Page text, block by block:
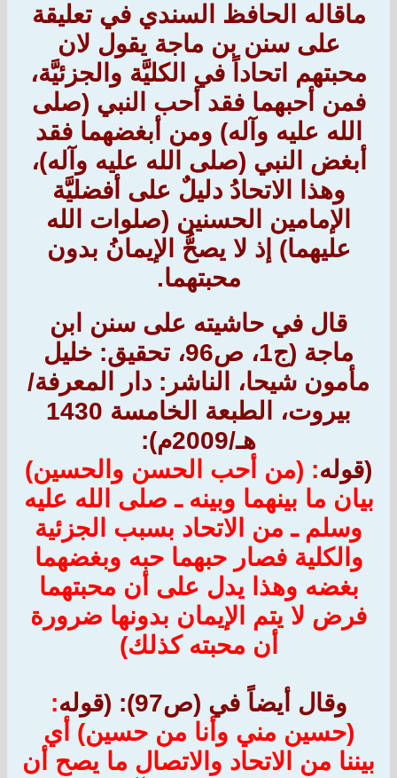
ماقاله الحافظ السندي في تعليقة
على سنن بن ماجة يقول لان
محبتهم اتحاداً في الكليَّة والجزئيَّة،
فمن أحبهما فقد أحب النبي (صلى
الله عليه وآله) ومن أبغضهما فقد
أبغض النبي (صلى الله عليه وآله)،
وهذا الاتحادُ دليلٌ على أفضليَّة
الإمامين الحسنين (صلوات الله
عليهما) إذ لا يصحُّ الإيمانُ بدون
محبتهما.
قال في حاشيته على سنن ابن
ماجة (ج1، ص96، تحقيق: خليل
مأمون شيحا، الناشر: دار المعرفة/
بيروت، الطبعة الخامسة 1430
هـ/2009م):
(قوله: (من أحب الحسن والحسين)
بيان ما بينهما وبينه ـ صلى الله عليه
وسلم ـ من الاتحاد بسبب الجزئية
والكلية فصار حبهما حبه وبغضهما
بغضه وهذا يدل على أن محبتهما
فرض لا يتم الإيمان بدونها ضرورة
أن محبته كذلك)
وقال أيضاً في (ص97): (قوله
:
(حسين مني وأنا من حسين) أي
بيننا من الاتحاد والاتصال ما يصح أن